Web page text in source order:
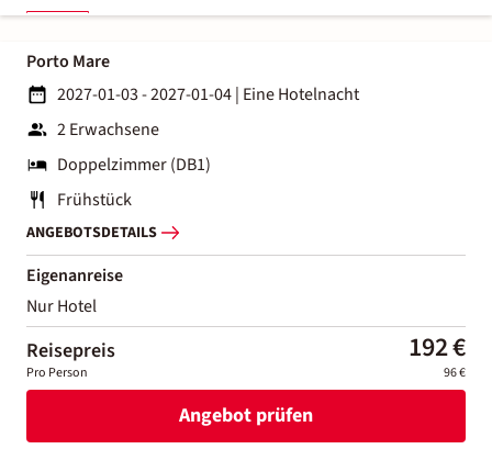
Porto Mare
2027-01-03 - 2027-01-04| Eine Hotelnacht
2 Erwachsene
Doppelzimmer (DB1)
Frühstück
ANGEBOTSDETAILS
Eigenanreise
Nur Hotel
Reisepreis 192 €
Pro Person 96 €
Angebot prüfen